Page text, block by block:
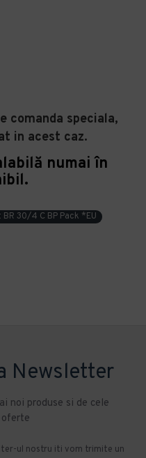
comanda speciala,
in acest caz.
numai în
30/4 C BP Pack *EU
Newsletter
noi produse si de cele
ul nostru iti vom trimite un